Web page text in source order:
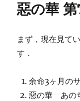
惡の華 第
まず，現在見て
す．
余命3ヶ月の
惡の華 あの